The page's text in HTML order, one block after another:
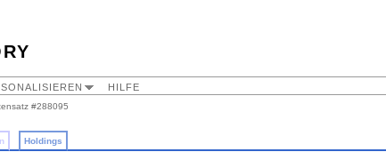
HILFE
#288095
Holdings